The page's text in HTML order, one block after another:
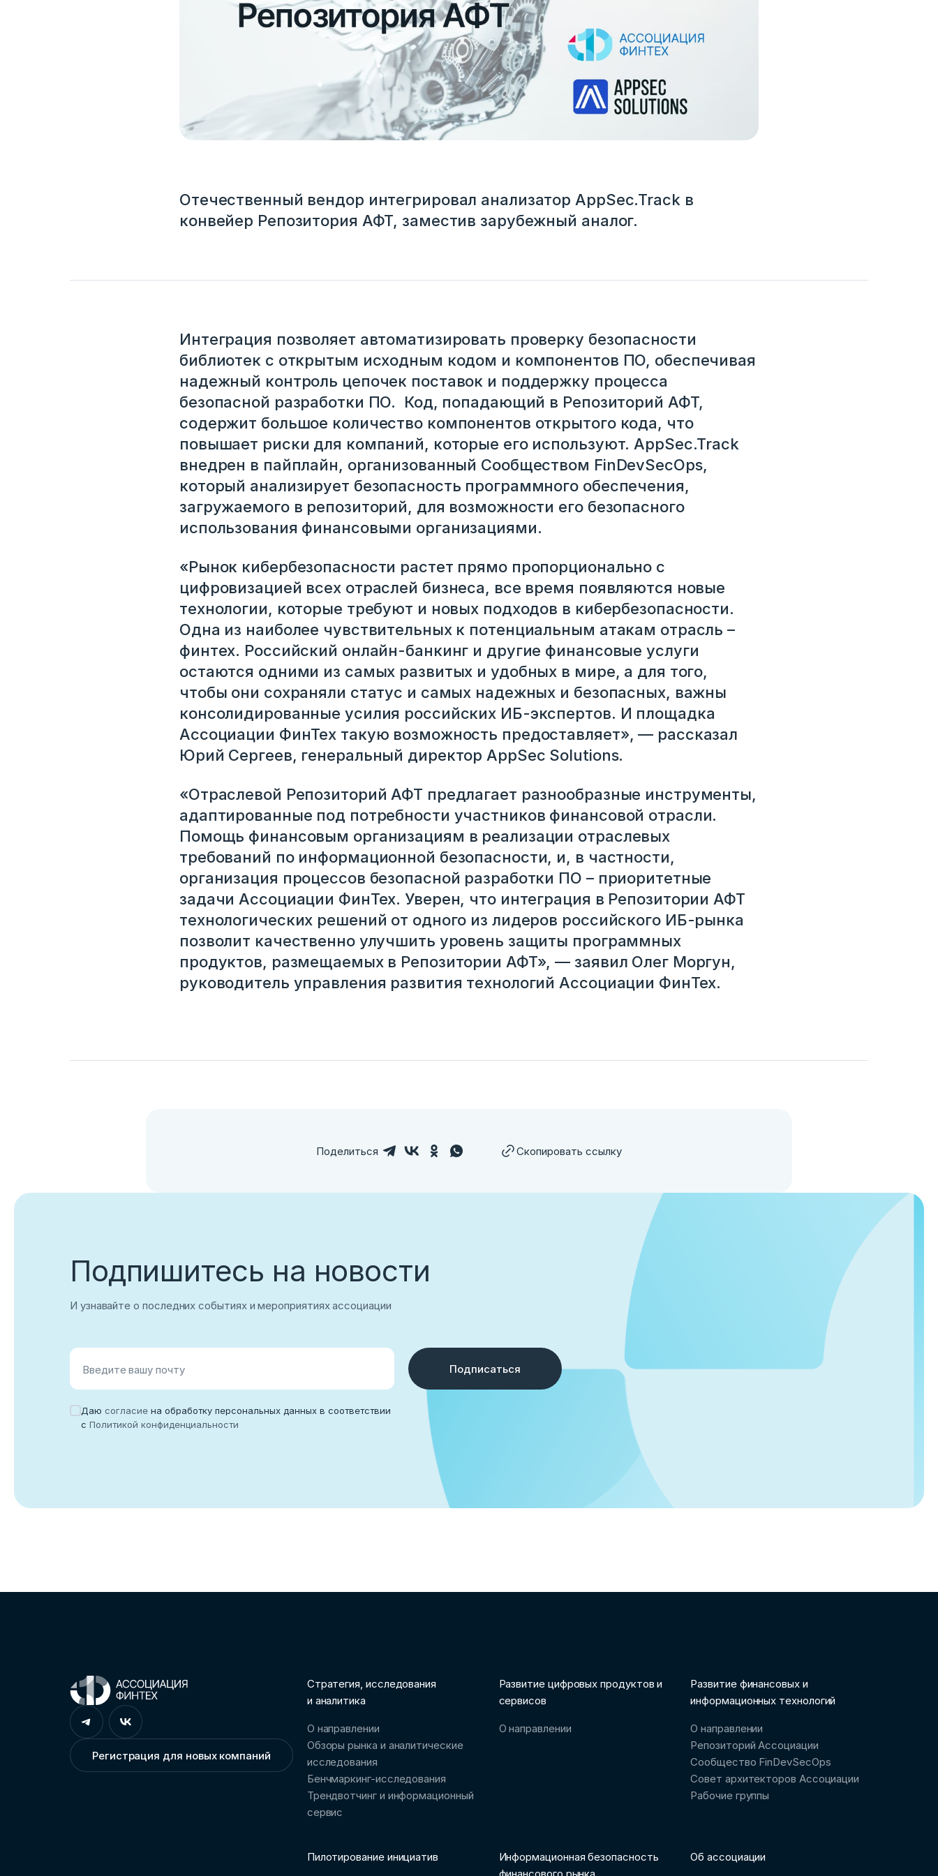
Отечественный вендор интегрировал анализатор AppSec.Track в
конвейер Репозитория АФТ, заместив зарубежный аналог.
Интеграция позволяет автоматизировать проверку безопасности
библиотек с открытым исходным кодом и компонентов ПО, обеспечивая
надежный контроль цепочек поставок и поддержку процесса
безопасной разработки ПО. Код, попадающий в Репозиторий АФТ,
содержит большое количество компонентов открытого кода, что
повышает риски для компаний, которые его используют. AppSec.Track
внедрен в пайплайн, организованный Сообществом FinDevSecOps,
который анализирует безопасность программного обеспечения,
загружаемого в репозиторий, для возможности его безопасного
использования финансовыми организациями.
«Рынок кибербезопасности растет прямо пропорционально с
цифровизацией всех отраслей бизнеса, все время появляются новые
технологии, которые требуют и новых подходов в кибербезопасности.
Одна из наиболее чувствительных к потенциальным атакам отрасль –
финтех. Российский онлайн-банкинг и другие финансовые услуги
остаются одними из самых развитых и удобных в мире, а для того,
чтобы они сохраняли статус и самых надежных и безопасных, важны
консолидированные усилия российских ИБ-экспертов. И площадка
Ассоциации ФинТех такую возможность предоставляет», — рассказал
Юрий Сергеев, генеральный директор AppSec Solutions.
«Отраслевой Репозиторий АФТ предлагает разнообразные инструменты,
адаптированные под потребности участников финансовой отрасли.
Помощь финансовым организациям в реализации отраслевых
требований по информационной безопасности, и, в частности,
организация процессов безопасной разработки ПО – приоритетные
задачи Ассоциации ФинТех. Уверен, что интеграция в Репозитории АФТ
технологических решений от одного из лидеров российского ИБ-рынка
позволит качественно улучшить уровень защиты программных
продуктов, размещаемых в Репозитории АФТ», — заявил Олег Моргун,
руководитель управления развития технологий Ассоциации ФинТех.
Поделиться Скопировать ссылку
Подпишитесь на новости
И узнавайте о последних событиях и мероприятиях ассоциации
Введите вашу почту
Даю согласие на обработку персональных данных в соответствии
с Политикой конфиденциальности
Подписаться
Стратегия, исследования
и аналитика
О направлении
Обзоры рынка и аналитические
исследования
Бенчмаркинг-исследования
Трендвотчинг и информационный
сервис
Развитие цифровых продуктов и
сервисов
О направлении
Развитие финансовых и
информационных технологий
О направлении
Репозиторий Ассоциации
Сообщество FinDevSecOps
Совет архитекторов Ассоциации
Рабочие группы
Пилотирование инициатив
Информационная безопасность
Об ассоциации
Регистрация для новых компаний
Укажите вашу корпоративную почту. На неё мы вышлем ссылку
Войти
Нет учетной записи? Зарегистрироваться